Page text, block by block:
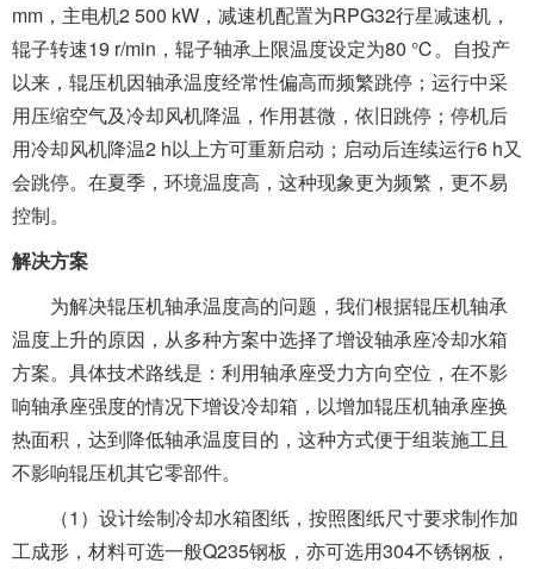
mm，主电机2 500 kW，减速机配置为RPG32行星减速机，
辊子转速19 r/min，辊子轴承上限温度设定为80 ℃。自投产
以来，辊压机因轴承温度经常性偏高而频繁跳停；运行中采
用压缩空气及冷却风机降温，作用甚微，依旧跳停；停机后
用冷却风机降温2 h以上方可重新启动；启动后连续运行6 h又
会跳停。在夏季，环境温度高，这种现象更为频繁，更不易
控制。
解决方案
为解决辊压机轴承温度高的问题，我们根据辊压机轴承
温度上升的原因，从多种方案中选择了增设轴承座冷却水箱
方案。具体技术路线是：利用轴承座受力方向空位，在不影
响轴承座强度的情况下增设冷却箱，以增加辊压机轴承座换
热面积，达到降低轴承温度目的，这种方式便于组装施工且
不影响辊压机其它零部件。
（1）设计绘制冷却水箱图纸，按照图纸尺寸要求制作加
工成形，材料可选一般Q235钢板，亦可选用304不锈钢板，